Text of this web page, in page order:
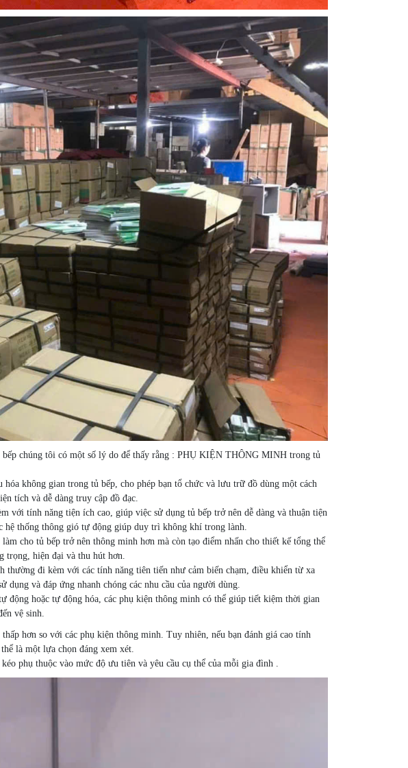
chúng tôi có một số lý do để thấy rằng : PHỤ KIỆN THÔNG MINH trong tủ
không gian trong tủ bếp, cho phép bạn tổ chức và lưu trữ đồ dùng một cách
tích và dễ dàng truy cập đồ đạc.
với tính năng tiện ích cao, giúp việc sử dụng tủ bếp trở nên dễ dàng và thuận tiện
hệ thống thông gió tự động giúp duy trì không khí trong lành.
cho tủ bếp trở nên thông minh hơn mà còn tạo điểm nhấn cho thiết kế tổng thể
trọng, hiện đại và thu hút hơn.
thường đi kèm với các tính năng tiên tiến như cảm biến chạm, điều khiển từ xa
và đáp ứng nhanh chóng các nhu cầu của người dùng.
hoặc tự động hóa, các phụ kiện thông minh có thể giúp tiết kiệm thời gian
vệ sinh.
hơn so với các phụ kiện thông minh. Tuy nhiên, nếu bạn đánh giá cao tính
là một lựa chọn đáng xem xét.
phụ thuộc vào mức độ ưu tiên và yêu cầu cụ thể của mỗi gia đình .